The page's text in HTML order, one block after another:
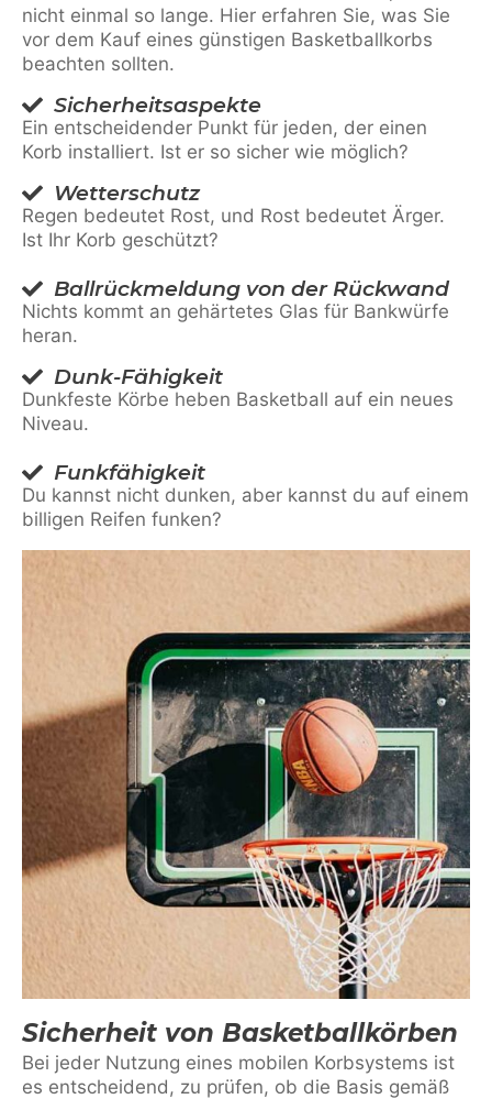
nicht einmal so lange. Hier erfahren Sie, was Sie
vor dem Kauf eines günstigen Basketballkorbs
beachten sollten.
Sicherheitsaspekte
Ein entscheidender Punkt für jeden, der einen
Korb installiert. Ist er so sicher wie möglich?
Wetterschutz
Regen bedeutet Rost, und Rost bedeutet Ärger.
Ist Ihr Korb geschützt?
Ballrückmeldung von der Rückwand
Nichts kommt an gehärtetes Glas für Bankwürfe
heran.
Dunk-Fähigkeit
Dunkfeste Körbe heben Basketball auf ein neues
Niveau.
Funkfähigkeit
Du kannst nicht dunken, aber kannst du auf einem
billigen Reifen funken?
Sicherheit von Basketballkörben
Bei jeder Nutzung eines mobilen Korbsystems ist
es entscheidend, zu prüfen, ob die Basis gemäß